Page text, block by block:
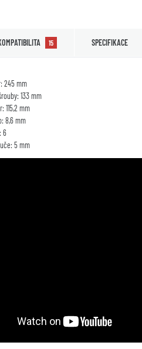
15 SPECIFIKACE
245 mm
133 mm
115,2 mm
8,6 mm
6
5 mm